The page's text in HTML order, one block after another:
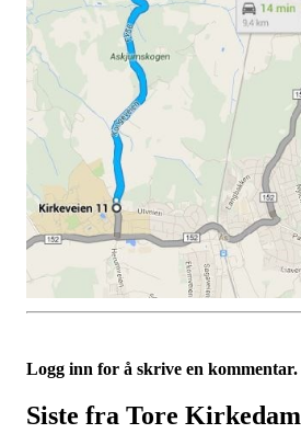
Logg inn for å skrive en kommentar.
Siste fra Tore Kirkedam